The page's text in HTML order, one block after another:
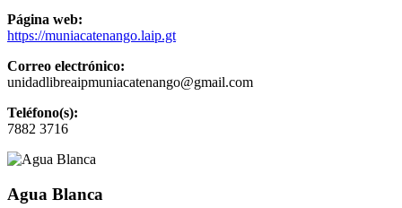
Página web:
https://muniacatenango.laip.gt
Correo electrónico:
unidadlibreaipmuniacatenango@gmail.com
Teléfono(s):
7882 3716
Agua Blanca